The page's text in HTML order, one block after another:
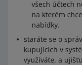
od 269 do 378,99 Kč
od 379 do 588,99 Kč
od 589 do 878,99 Kč
Tuning
Sport a turistika
Dvojnožky
Sport a turistika
Náboje CO2
všech účtech
na kterém
nabídky.
staráte se o
kupujících v
využíváte, a